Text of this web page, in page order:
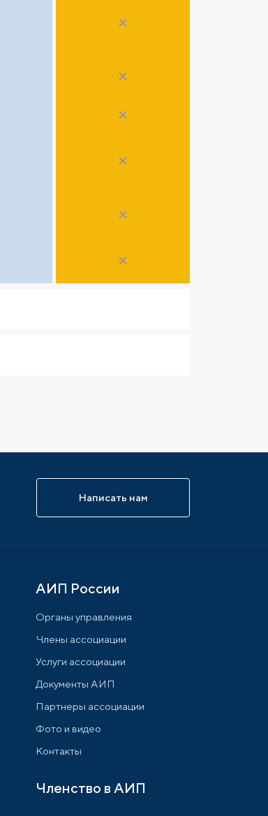
Написать нам
АИП России
Органы управления
Члены ассоциации
Услуги ассоциации
Документы АИП
Партнеры ассоциации
Фото и видео
Контакты
Членство в АИП